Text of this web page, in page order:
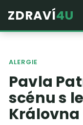
ZDRAVÍ4U
ALERGIE
Pavla
scénu s
Královna